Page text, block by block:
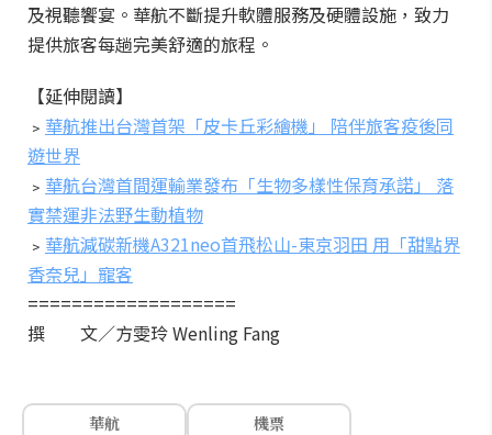
及視聽饗宴。華航不斷提升軟體服務及硬體設施，致力
提供旅客每趟完美舒適的旅程。
【延伸閱讀】
﹥ 華航推出台灣首架「皮卡丘彩繪機」 陪伴旅客疫後同
遊世界
﹥ 華航台灣首間運輸業發布「生物多樣性保育承諾」 落
實禁運非法野生動植物
﹥ 華航減碳新機A321neo首飛松山-東京羽田 用「甜點界
香奈兒」寵客
===================
撰 文／方雯玲 Wenling Fang
華航 機票